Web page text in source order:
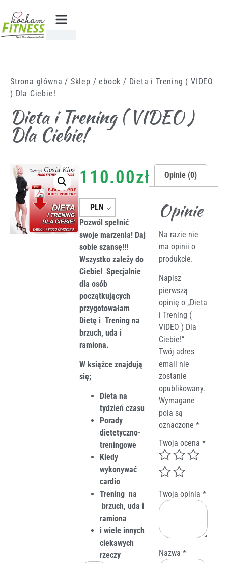
Strona główna / Sklep /ebook / Dieta i Trening ( VIDEO
) Dla Ciebie!
Dieta i Trening ( VIDEO )
Dla Ciebie!
110.00zł
PLN
Pozwól spełnić
swoje marzenia! Daj
sobie szansę!!!
Wszystko zależy do
Ciebie! Specjalnie
dla osób
początkujących
przygotowałam
Dietę i Trening na
brzuch, uda i
ramiona.
W książce znajdują
się;
Dieta na
tydzień czasu
Porady
dietetyczno-
treningowe
Kiedy
wykonywać
cardio
Trening na
brzuch, uda i
ramiona
i wiele innych
ciekawych
rzeczy
Opinie (0)
Opinie
Na razie nie
ma opinii o
produkcie.
Napisz
pierwszą
opinię o „Dieta
i Trening (
VIDEO ) Dla
Ciebie!”
Twój adres
email nie
zostanie
opublikowany.
Wymagane
pola są
oznaczone *
Twoja ocena *
Twoja opinia *
Nazwa *